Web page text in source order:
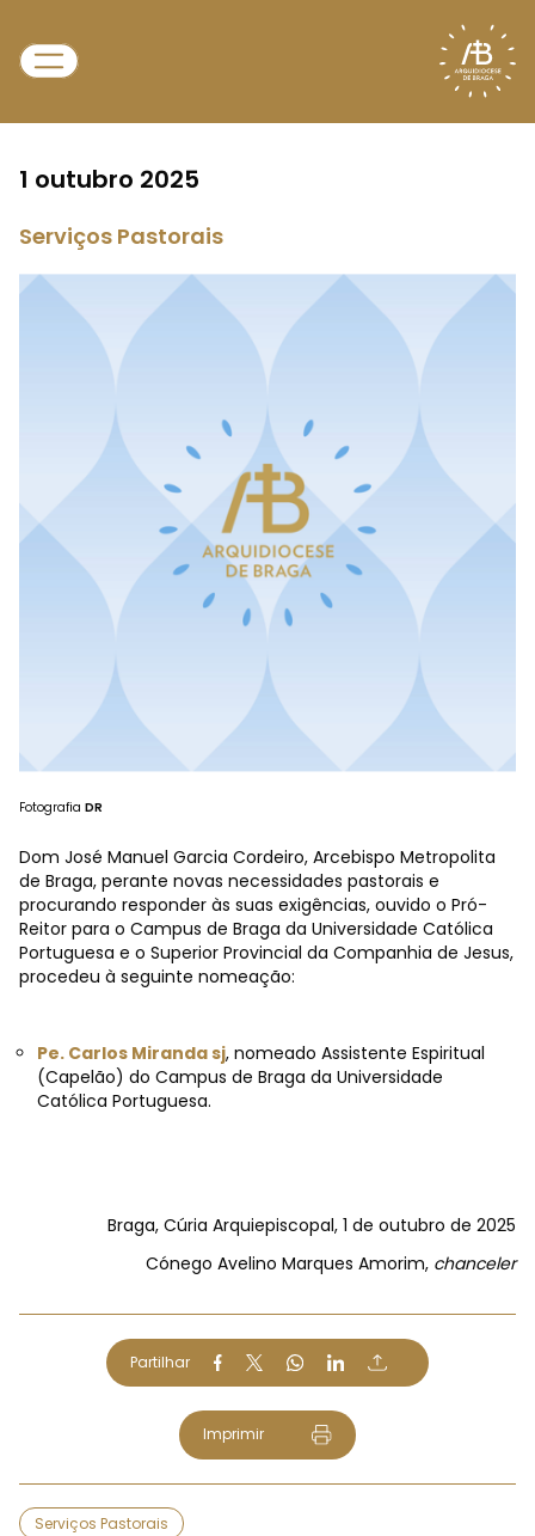
1 outubro 2025
Serviços Pastorais
Fotografia DR
Dom José Manuel Garcia Cordeiro, Arcebispo Metropolita
de Braga, perante novas necessidades pastorais e
procurando responder às suas exigências, ouvido o Pró-
Reitor para o Campus de Braga da Universidade Católica
Portuguesa e o Superior Provincial da Companhia de Jesus,
procedeu à seguinte nomeação:
Pe. Carlos Miranda sj, nomeado Assistente Espiritual
(Capelão) do Campus de Braga da Universidade
Católica Portuguesa.
Braga, Cúria Arquiepiscopal, 1 de outubro de 2025
Cónego Avelino Marques Amorim, chanceler
Partilhar
Imprimir
Serviços Pastorais